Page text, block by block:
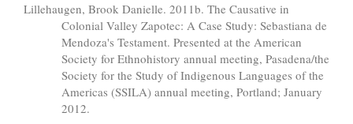
Lillehaugen, Brook Danielle. 2011b. The Causative in
Colonial Valley Zapotec: A Case Study: Sebastiana de
Mendoza's Testament. Presented at the American
Society for Ethnohistory annual meeting, Pasadena/the
Society for the Study of Indigenous Languages of the
Americas (SSILA) annual meeting, Portland; January
2012.